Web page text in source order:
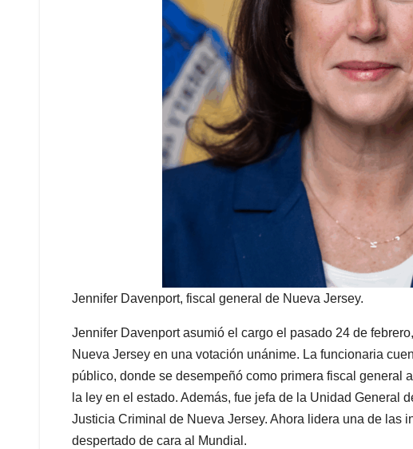
Jennifer Davenport, fiscal general de Nueva Jersey.
Jennifer Davenport asumió el cargo el pasado 24 de
Nueva Jersey en una votación unánime. La funcionaria
público, donde se desempeñó como primera fiscal general
la ley en el estado. Además, fue jefa de la Unidad General
Justicia Criminal de Nueva Jersey. Ahora lidera una de las
despertado de cara al Mundial.